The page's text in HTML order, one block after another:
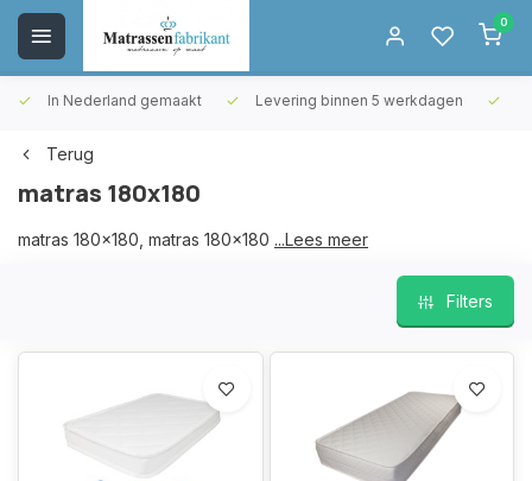
0
In Nederland gemaakt Levering binnen 5 werkdagen
Terug
matras 180x180
matras 180x180, matras 180x180 koudschuim
...Lees meer
Filters